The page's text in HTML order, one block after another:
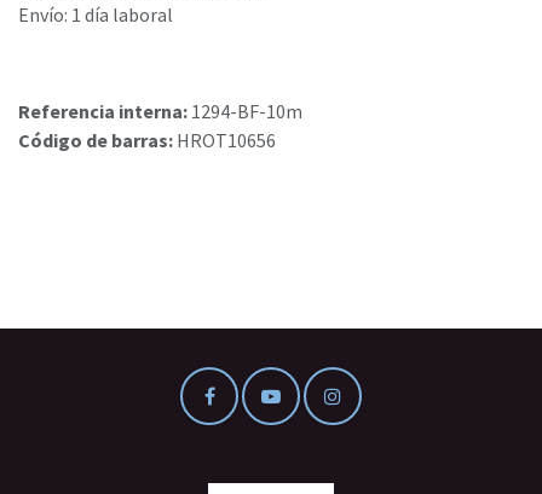
Envío: 1 día laboral
Referencia interna: 1294-BF-10m
Código de barras: HROT10656